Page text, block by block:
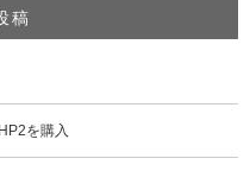
稿
を購入